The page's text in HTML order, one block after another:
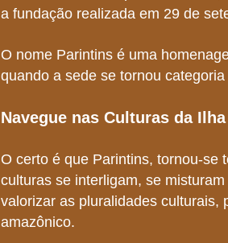
a fundação realizada em 29 de
O nome Parintins é uma
quando a sede se tornou
Navegue nas Culturas da Ilha
O certo é que Parintins, tornou-se
culturas se interligam, se
valorizar as pluralidades culturais,
amazônico.